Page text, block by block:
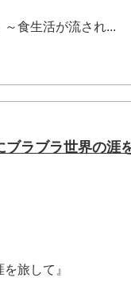
食生活が流され...
ラブラ世界の涯
旅して』